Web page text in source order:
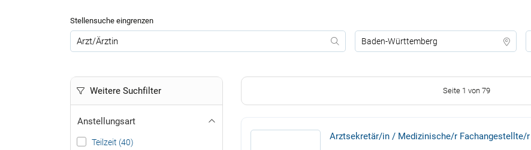
Stellensuche eingrenzen
Weitere Suchfilter
Anstellungsart
Teilzeit (40)
Seite 1 von 79
Arztsekretär/in / Medizinische/r Fachangestellte/